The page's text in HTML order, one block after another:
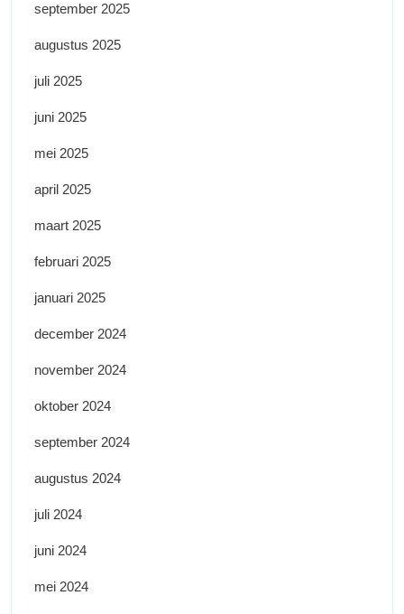
september 2025
augustus 2025
juli 2025
juni 2025
mei 2025
april 2025
maart 2025
februari 2025
januari 2025
december 2024
november 2024
oktober 2024
september 2024
augustus 2024
juli 2024
juni 2024
mei 2024